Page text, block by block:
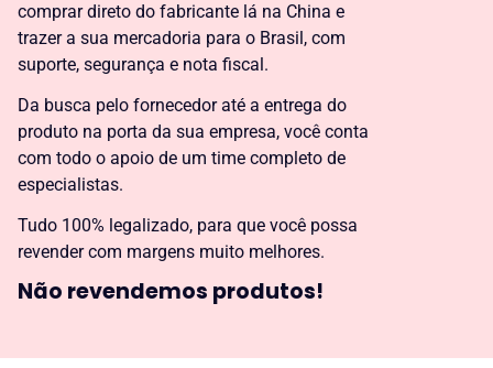
comprar direto do fabricante lá na China e
trazer a sua mercadoria para o Brasil, com
suporte, segurança e nota fiscal.
Da busca pelo fornecedor até a entrega do
produto na porta da sua empresa, você conta
com todo o apoio de um time completo de
especialistas.
Tudo 100% legalizado, para que você possa
revender com margens muito melhores.
Não revendemos produtos!